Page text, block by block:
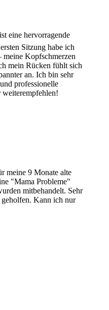
eine hervorragende
Sitzung habe ich
meine Kopfschmerzen
mein Rücken fühlt sich
an. Ich bin sehr
professionelle
meine 9 Monate alte
"Mama Probleme"
mitbehandelt. Sehr
geholfen. Kann ich nur